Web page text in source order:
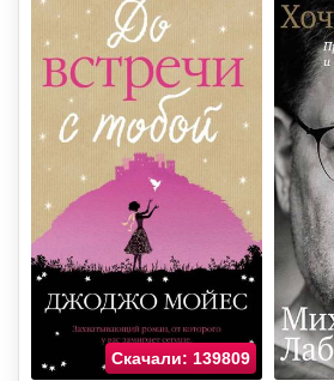
Скачали: 139809